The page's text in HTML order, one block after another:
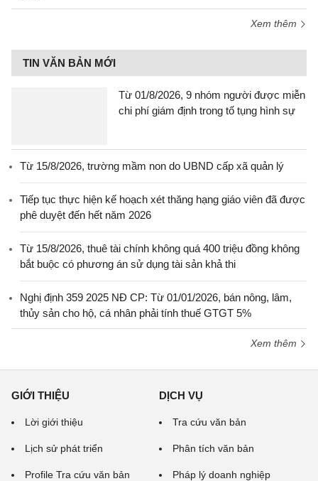
Xem thêm
TIN VĂN BẢN MỚI
Từ 01/8/2026, 9 nhóm người được miễn
chi phí giám định trong tố tụng hình sự
Từ 15/8/2026, trường mầm non do UBND cấp xã quản lý
Tiếp tục thực hiện kế hoạch xét thăng hạng giáo viên đã được
phê duyệt đến hết năm 2026
Từ 15/8/2026, thuê tài chính không quá 400 triệu đồng không
bắt buộc có phương án sử dụng tài sản khả thi
Nghị định 359 2025 NĐ CP: Từ 01/01/2026, bán nông, lâm,
thủy sản cho hộ, cá nhân phải tính thuế GTGT 5%
Xem thêm
GIỚI THIỆU
Lời giới thiệu
Lịch sử phát triển
Profile Tra cứu văn bản
DỊCH VỤ
Tra cứu văn bản
Phân tích văn bản
Pháp lý doanh nghiệp